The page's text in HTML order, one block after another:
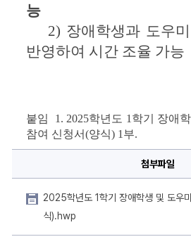
능
2) 장애학생과 도우
반영하여 시간 조율 가능
붙임 1 . 2025학년도 1 학기 장애
참여 신청서(양식) 1 부.
첨부파일
2025학년도 1학기 장애학생 및 도우
식).hwp